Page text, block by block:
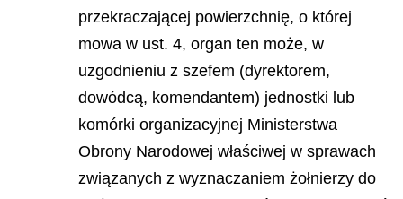
przekraczającej powierzchnię, o której
mowa w ust. 4, organ ten może, w
uzgodnieniu z szefem (dyrektorem,
dowódcą, komendantem) jednostki lub
komórki organizacyjnej Ministerstwa
Obrony Narodowej właściwej w sprawach
związanych z wyznaczaniem żołnierzy do